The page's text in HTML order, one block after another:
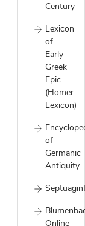
Century
Lexicon
of
Early
Greek
Epic
(Homer
Lexicon)
of
Germanic
Antiquity
Online